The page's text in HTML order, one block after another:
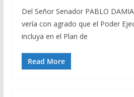
Del Señor Senador PABLO
vería con agrado que el Poder
incluya en el Plan de
Read More